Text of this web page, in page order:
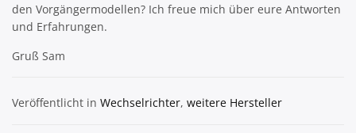
den Vorgängermodellen? Ich freue mich über eure Antworten
und Erfahrungen.
Gruß Sam
Veröffentlicht in Wechselrichter, weitere Hersteller